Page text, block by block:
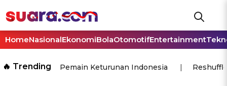
HomeNasionalEkonomiBolaOtomotifEntertainment
🔥 Trending Pemain Keturunan Indonesia